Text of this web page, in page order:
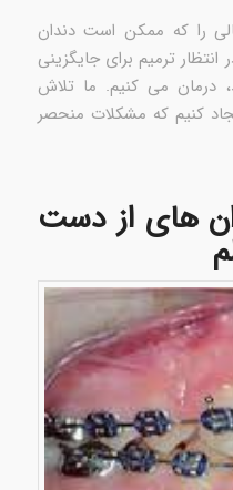
را که ممکن است دندان
ترمیم برای جایگزینی
درمان می کنیم. ما تلاش
کنیم که مشکلات منحصر
های از دست